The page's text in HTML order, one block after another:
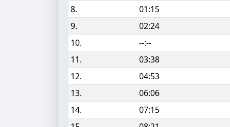
8.
01:15
9.
02:24
10.
--:--
11.
03:38
12.
04:53
13.
06:06
14.
07:15